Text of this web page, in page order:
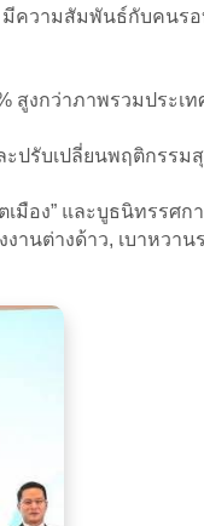
ความสัมพันธ์กับคนรอ
สูงกว่าภาพรวมประเท
ปรับเปลี่ยนพฤติกรรม
เมือง” และบูธนิทรรศ
นต่างด้าว, เบาหวาน